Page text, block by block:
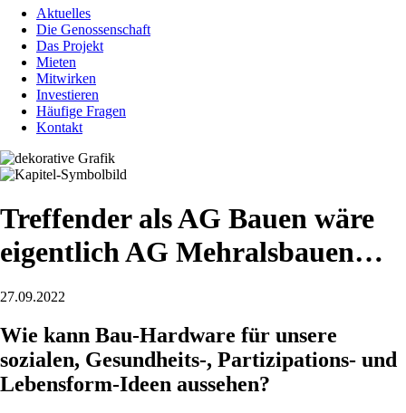
überspringen
Aktuelles
Die Genossenschaft
Das Projekt
Mieten
Mitwirken
Investieren
Häufige Fragen
Kontakt
Treffender als AG Bauen wäre
eigentlich AG Mehralsbauen…
27.09.2022
Wie kann Bau-Hardware für unsere
sozialen, Gesundheits-, Partizipations- und
Lebensform-Ideen aussehen?